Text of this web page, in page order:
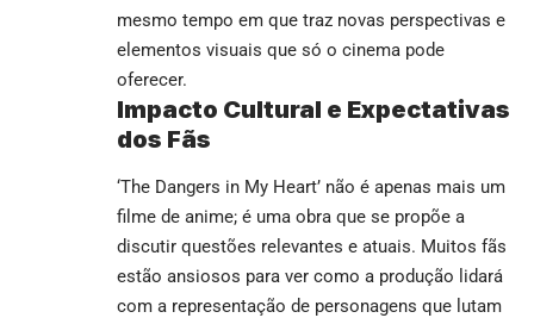
mesmo tempo em que traz novas perspectivas e
elementos visuais que só o cinema pode
oferecer.
Impacto Cultural e Expectativas
dos Fãs
‘The Dangers in My Heart’ não é apenas mais um
filme de anime; é uma obra que se propõe a
discutir questões relevantes e atuais. Muitos fãs
estão ansiosos para ver como a produção lidará
com a representação de personagens que lutam